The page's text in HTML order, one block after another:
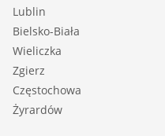
Lublin
Bielsko-Biała
Wieliczka
Zgierz
Częstochowa
Żyrardów